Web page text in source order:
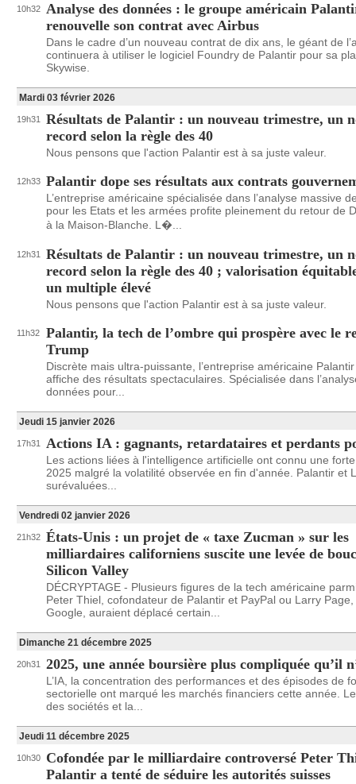
10h32 Analyse des données : le groupe américain
renouvelle son contrat avec Airbus
Dans le cadre d’un nouveau contrat de dix ans, le géant de
continuera à utiliser le logiciel Foundry de Palantir pour sa
Skywise.
Mardi 03 février 2026
19h31
Résultats de Palantir : un nouveau trimestre, un
record selon la règle des 40
Nous pensons que l'action Palantir est à sa juste valeur.
12h33 Palantir dope ses résultats aux contrats
L’entreprise américaine spécialisée dans l’analyse massive
pour les Etats et les armées profite pleinement du retour de
à la Maison-Blanche. L�...
12h31
Résultats de Palantir : un nouveau trimestre, un
record selon la règle des 40 ; valorisation
un multiple élevé
Nous pensons que l'action Palantir est à sa juste valeur.
11h32
Palantir, la tech de l’ombre qui prospère avec le
Trump
Discrète mais ultra-puissante, l’entreprise américaine
affiche des résultats spectaculaires. Spécialisée dans
données pour...
Jeudi 15 janvier 2026
17h31 Actions IA : gagnants, retardataires et perdants
Les actions liées à l'intelligence artificielle ont connu une
2025 malgré la volatilité observée en fin d'année. Palantir et
surévaluées...
Vendredi 02 janvier 2026
21h32 États-Unis : un projet de « taxe Zucman » sur les
milliardaires californiens suscite une levée de
Silicon Valley
DÉCRYPTAGE - Plusieurs figures de la tech américaine
Peter Thiel, cofondateur de Palantir et PayPal ou Larry
Google, auraient déplacé certain...
Dimanche 21 décembre 2025
20h31 2025, une année boursière plus compliquée qu’il
L’IA, la concentration des performances et des épisodes de
sectorielle ont marqué les marchés financiers cette année.
des sociétés et la...
Jeudi 11 décembre 2025
10h30
Cofondée par le milliardaire controversé Peter
Palantir a tenté de séduire les autorités suisses